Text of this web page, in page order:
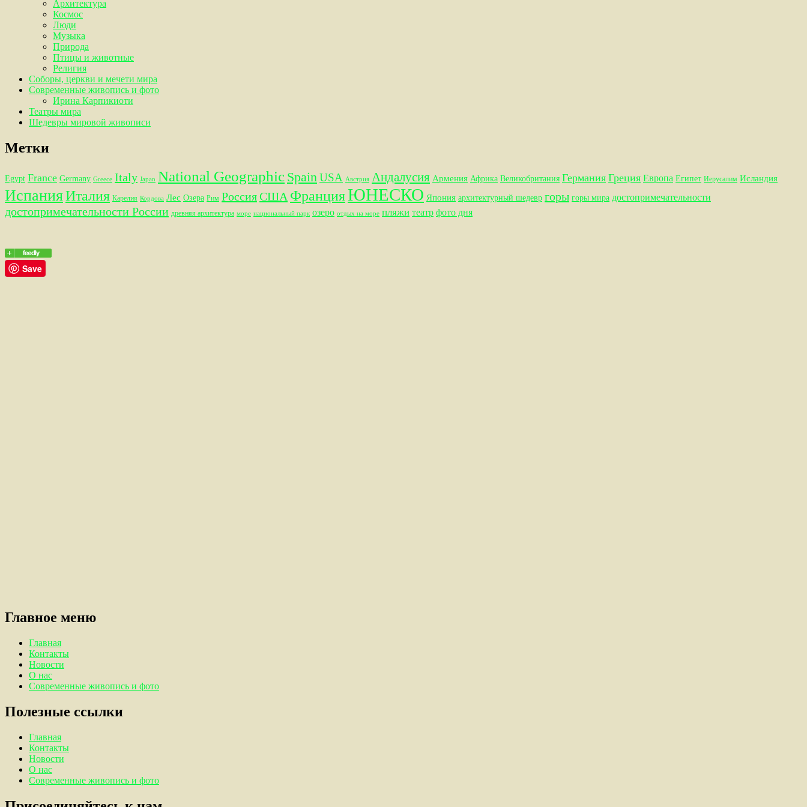
Архитектура
Космос
Люди
Музыка
Природа
Птицы и животные
Религия
Соборы, церкви и мечети мира
Современные живопись и фото
Ирина Карпикиоти
Театры мира
Шедевры мировой живописи
Метки
Egypt France Germany Greece Italy Japan National Geographic SpainUSA Австрия Андалусия Армения Африка Великобритания Германия Греция Европа Египет Иерусалим Исландия
ИспанияИталия Карелия Кордова Лес Озера Рим РоссияСША ФранцияЮНЕСКО Япония архитектурный шедевр горы горы мира достопримечательности
достопримечательности России древняя архитектура море национальный парк озеро отдых на море пляжи театр фото дня
Save
Главное меню
Главная
Контакты
Новости
О нас
Современные живопись и фото
Полезные ссылки
Главная
Контакты
Новости
О нас
Современные живопись и фото